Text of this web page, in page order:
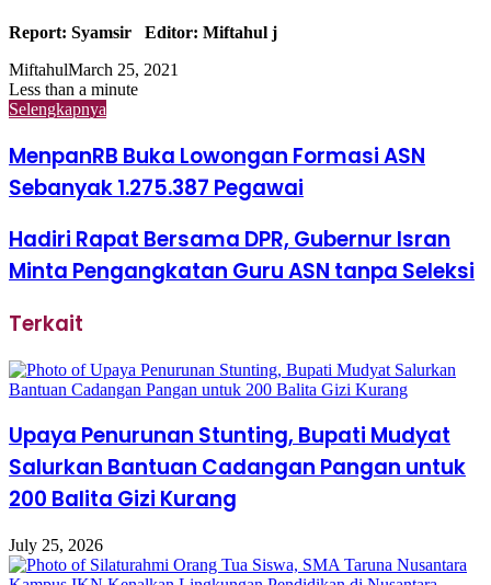
Report: Syamsir Editor: Miftahul j
MiftahulMarch 25, 2021
Less than a minute
Selengkapnya
MenpanRB Buka Lowongan Formasi ASN
Sebanyak 1.275.387 Pegawai
Hadiri Rapat Bersama DPR, Gubernur Isran
Minta Pengangkatan Guru ASN tanpa Seleksi
Terkait
Upaya Penurunan Stunting, Bupati Mudyat
Salurkan Bantuan Cadangan Pangan untuk
200 Balita Gizi Kurang
July 25, 2026